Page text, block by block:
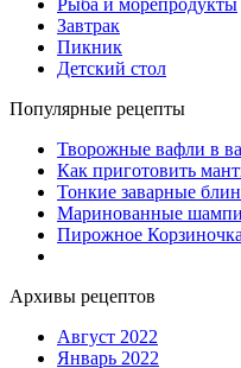
Рыба и морепродукты
Завтрак
Пикник
Детский стол
Популярные рецепты
Творожные вафли в
Как приготовить
Тонкие заварные
Маринованные
Пирожное
Архивы рецептов
Август 2022
Январь 2022